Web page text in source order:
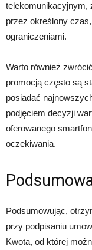
telekomunikacyjnym,
przez określony
ograniczeniami.
Warto również
promocją często są
posiadać
podjęciem decyzji
oferowanego
oczekiwania.
Podsumowując,
przy podpisaniu
Kwota, od której